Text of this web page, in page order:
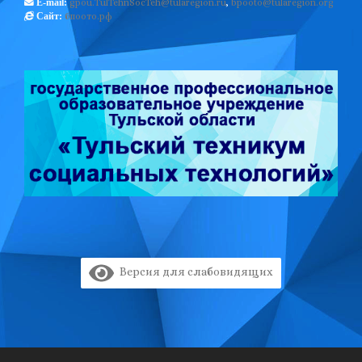
E-mail:
Сайт: бпоото.рф
Версия для слабовидящих